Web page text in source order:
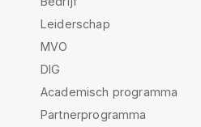
Leiderschap
MVO
DIG
Academisch programma
Partnerprogramma